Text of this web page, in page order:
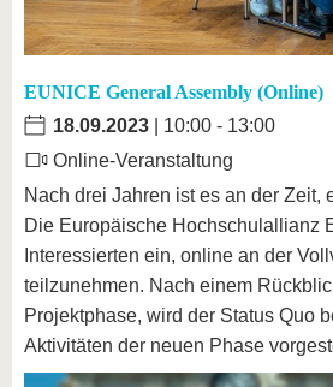
EUNICE General Assembly (Online)
18.09.2023 | 10:00 - 13:00
Online-Veranstaltung
Nach drei Jahren ist es an der Zeit,
Die Europäische Hochschulallianz
Interessierten ein, online an der
teilzunehmen. Nach einem
Projektphase, wird der Status Quo
Aktivitäten der neuen Phase